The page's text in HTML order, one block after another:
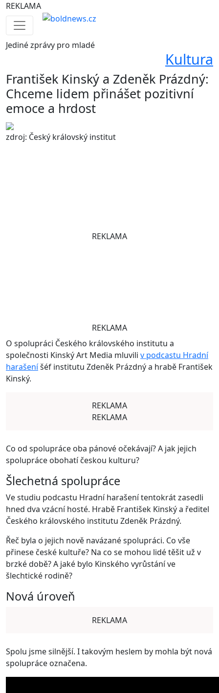
REKLAMA
Jedinézprávy pro mladé
Kultura
František Kinský a Zdeněk Prázdný:
Chceme lidem přinášet pozitivní
emoce a hrdost
zdroj: Český královský institut
REKLAMA
REKLAMA
O spolupráci Českého královského institutu a
společnosti Kinský Art Media mluvili v podcastu Hradní
harašeníšéf institutu Zdeněk Prázdný a hrabě František
Kinský.
REKLAMA
REKLAMA
Co od spolupráce oba pánové očekávají? A jak jejich
spolupráce obohatí českou kulturu?
Šlechetná spolupráce
Ve studiu podcastu Hradní harašení tentokrát zasedli
hned dva vzácní hosté. Hrabě František Kinský a ředitel
Českého královského institutu Zdeněk Prázdný.
Řeč byla o jejich nově navázané spolupráci. Co vše
přinese české kultuře? Na co se mohou lidé těšit už v
brzké době? A jaké bylo Kinského vyrůstání ve
šlechtické rodině?
Nová úroveň
REKLAMA
Spolu jsme silnější. I takovým heslem by mohla být nová
spolupráce označena.